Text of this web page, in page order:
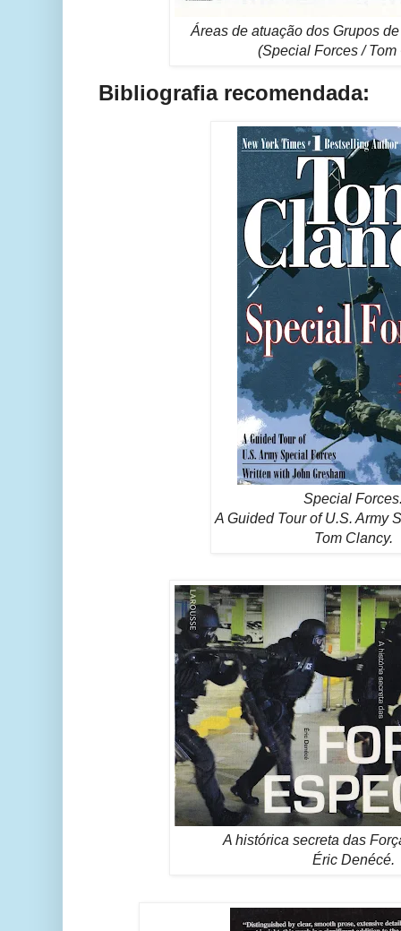
Áreas de atuação dos Grupos
(Special Forces / Tom
Bibliografia recomendada:
Special
A Guided Tour of U.S. Army
Tom Clancy.
A histórica secreta das
Éric Denécé.